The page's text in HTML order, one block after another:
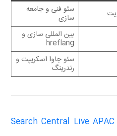
سئو فنی و جامعه
سازی
بین المللی سازی و
hreflang
سئو جاوا اسکریپت و
رندرینگ
Search Central Live